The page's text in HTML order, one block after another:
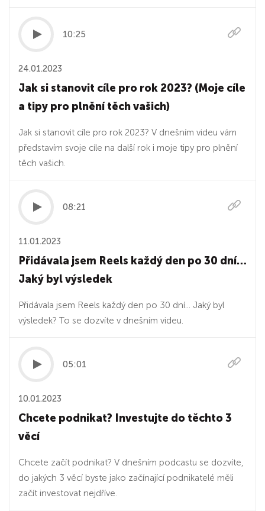
10:25
24.01.2023
Jak si stanovit cíle pro rok 2023? (Moje cíle
a tipy pro plnění těch vašich)
Jak si stanovit cíle pro rok 2023? V dnešním videu vám
představím svoje cíle na další rok i moje tipy pro plnění
těch vašich.
08:21
11.01.2023
Přidávala jsem Reels každý den po 30 dní…
Jaký byl výsledek
Přidávala jsem Reels každý den po 30 dní... Jaký byl
výsledek? To se dozvíte v dnešním videu.
05:01
10.01.2023
Chcete podnikat? Investujte do těchto 3
věcí
Chcete začít podnikat? V dnešním podcastu se dozvíte,
do jakých 3 věcí byste jako začínající podnikatelé měli
začít investovat nejdříve.